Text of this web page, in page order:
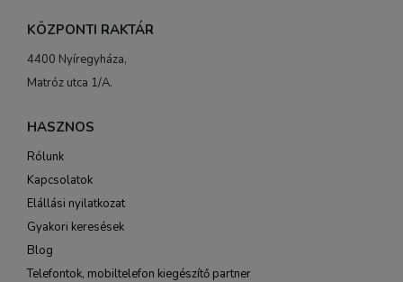
KÖZPONTI RAKTÁR
4400 Nyíregyháza,
Matróz utca 1/A.
HASZNOS
Rólunk
Kapcsolatok
Elállási nyilatkozat
Gyakori keresések
Blog
Telefontok, mobiltelefon kiegészítő partner